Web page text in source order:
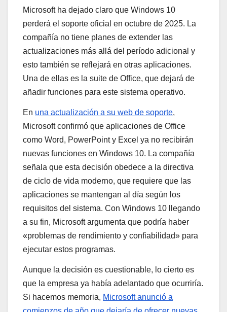
Microsoft ha dejado claro que Windows 10
perderá el soporte oficial en octubre de 2025. La
compañía no tiene planes de extender las
actualizaciones más allá del período adicional y
esto también se reflejará en otras aplicaciones.
Una de ellas es la suite de Office, que dejará de
añadir funciones para este sistema operativo.
En una actualización a su web de soporte,
Microsoft confirmó que aplicaciones de Office
como Word, PowerPoint y Excel ya no recibirán
nuevas funciones en Windows 10. La compañía
señala que esta decisión obedece a la directiva
de ciclo de vida moderno, que requiere que las
aplicaciones se mantengan al día según los
requisitos del sistema. Con Windows 10 llegando
a su fin, Microsoft argumenta que podría haber
«problemas de rendimiento y confiabilidad» para
ejecutar estos programas.
Aunque la decisión es cuestionable, lo cierto es
que la empresa ya había adelantado que ocurriría.
Si hacemos memoria, Microsoft anunció a